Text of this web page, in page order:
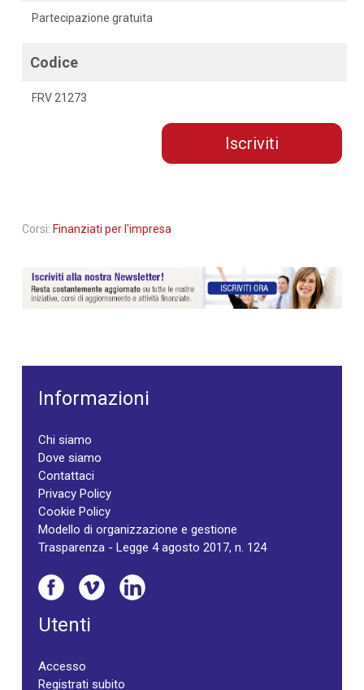
Partecipazione gratuita
Codice
FRV 21273
Iscriviti
Corsi: Finanziati per l'impresa
Informazioni
Chi siamo
Dove siamo
Contattaci
Privacy Policy
Cookie Policy
Modello di organizzazione e gestione
Trasparenza - Legge 4 agosto 2017, n. 124
Utenti
Accesso
Registrati subito